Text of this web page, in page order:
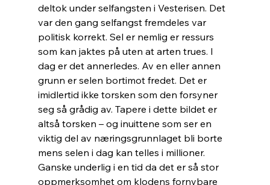
deltok under selfangsten i Vesterisen. Det
var den gang selfangst fremdeles var
politisk korrekt. Sel er nemlig er ressurs
som kan jaktes på uten at arten trues. I
dag er det annerledes. Av en eller annen
grunn er selen bortimot fredet. Det er
imidlertid ikke torsken som den forsyner
seg så grådig av. Tapere i dette bildet er
altså torsken – og inuittene som ser en
viktig del av næringsgrunnlaget bli borte
mens selen i dag kan telles i millioner.
Ganske underlig i en tid da det er så stor
oppmerksomhet om klodens fornybare